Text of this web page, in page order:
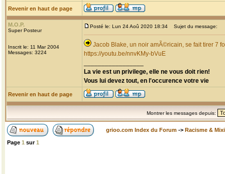
Revenir en haut de page
M.O.P.
Super Posteur
Inscrit le: 11 Mar 2004
Messages: 3224
Posté le: Lun 24 Aoû 2020 18:34 Sujet du message:
Jacob Blake, un noir amÃ©ricain, se fait tirer 7
https://youtu.be/nnvKMy-bVuE
La vie est un privilege, elle ne vous doit rien!
Vous lui devez tout, en l'occurence votre vie
Revenir en haut de page
Montrer les messages depuis:
grioo.com Index du Forum -> Racisme &
Page 1 sur1